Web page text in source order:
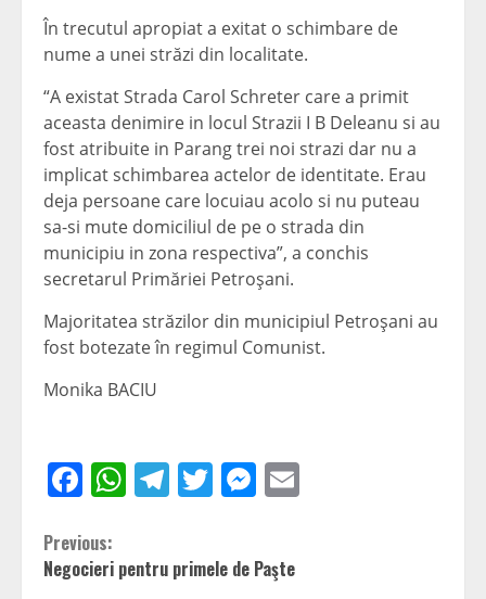
În trecutul apropiat a exitat o schimbare de
nume a unei străzi din localitate.
“A existat Strada Carol Schreter care a primit
aceasta denimire in locul Strazii I B Deleanu si au
fost atribuite in Parang trei noi strazi dar nu a
implicat schimbarea actelor de identitate. Erau
deja persoane care locuiau acolo si nu puteau
sa-si mute domiciliul de pe o strada din
municipiu in zona respectiva”, a conchis
secretarul Primăriei Petroşani.
Majoritatea străzilor din municipiul Petroşani au
fost botezate în regimul Comunist.
Monika BACIU
Facebook
WhatsApp
Telegram
TwitterMessenger
Continue
Previous:
Negocieri pentru primele de Paşte